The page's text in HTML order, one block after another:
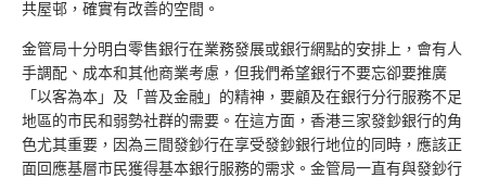
共屋邨，確實有改善的空間。
金管局十分明白零售銀行在業務發展或銀行網點的安排上，會有人
手調配、成本和其他商業考慮，但我們希望銀行不要忘卻要推廣
「以客為本」及「普及金融」的精神，要顧及在銀行分行服務不足
地區的市民和弱勢社群的需要。在這方面，香港三家發鈔銀行的角
色尤其重要，因為三間發鈔行在享受發鈔銀行地位的同時，應該正
面回應基層市民獲得基本銀行服務的需求。金管局一直有與發鈔行